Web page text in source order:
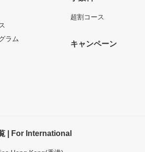
ラム
超割コース
キャンペーン
| For International